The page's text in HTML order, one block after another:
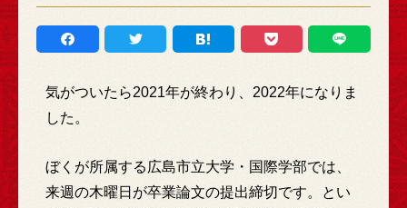
気がついたら2021年が終わり、2022年になりま
した。
ぼくが所属する広島市立大学・国際学部では、
来週の木曜日が卒業論文の提出締切です。とい